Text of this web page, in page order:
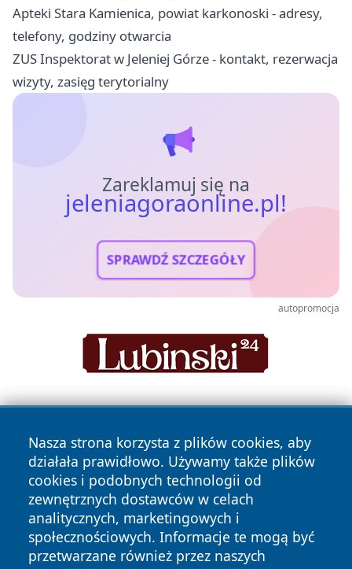
Apteki Stara Kamienica, powiat karkonoski - adresy,
telefony, godziny otwarcia
ZUS Inspektorat w Jeleniej Górze - kontakt, rezerwacja
wizyty, zasięg terytorialny
Zareklamuj się na
jeleniagoraonline.pl!
SPRAWDŹ SZCZEGÓŁY
autopromocja
Nasza strona korzysta z plików cookies, aby
działała prawidłowo. Używamy także plików
cookies i podobnych technologii od
zewnętrznych dostawców w celach
analitycznych, marketingowych i
społecznościowych. Informacje te mogą być
przetwarzane również przez naszych
Copyright © 2026 jeleniagoraonline.pl Wszystkie prawa
zastrzeżone.